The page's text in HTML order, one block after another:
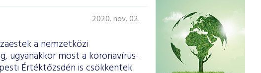
2020. nov. 02.
a nemzetközi
ugyanakkor most a koronavírus-
Értéktőzsdén is csökkentek